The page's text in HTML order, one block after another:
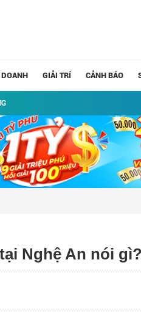
GIẢI TRÍ CẢNH BÁO
Nghệ An nói gì?